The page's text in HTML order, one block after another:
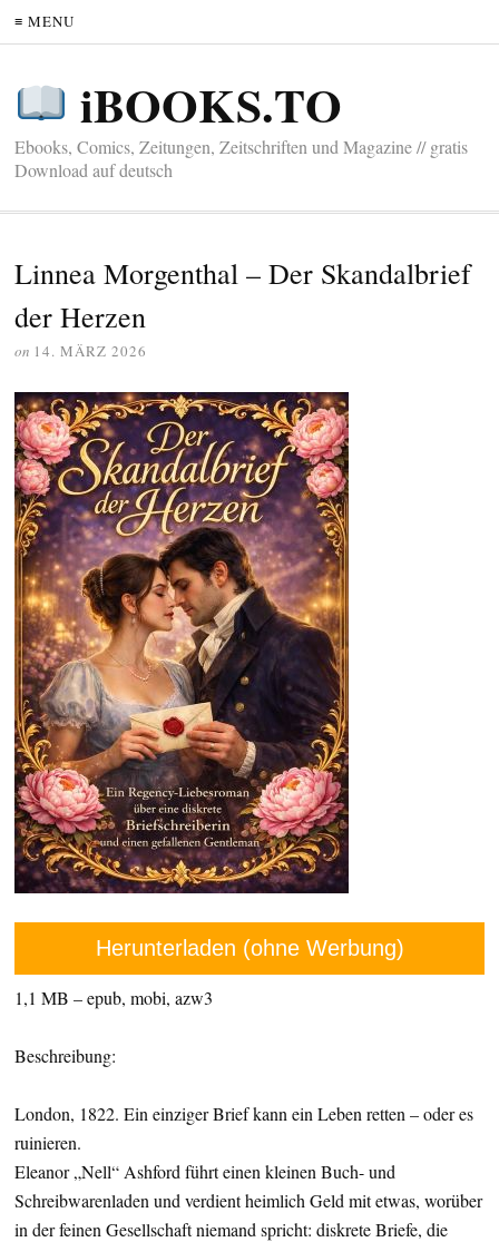
≡ MENU
iBOOKS.TO
Ebooks, Comics, Zeitungen, Zeitschriften und Magazine // gratis
Download auf deutsch
Linnea Morgenthal – Der Skandalbrief
der Herzen
on 14. MÄRZ 2026
Herunterladen (ohne Werbung)
1,1 MB – epub, mobi, azw3
Beschreibung:
London, 1822. Ein einziger Brief kann ein Leben retten – oder es
ruinieren.
Eleanor „Nell“ Ashford führt einen kleinen Buch- und
Schreibwarenladen und verdient heimlich Geld mit etwas, worüber
in der feinen Gesellschaft niemand spricht: diskrete Briefe, die